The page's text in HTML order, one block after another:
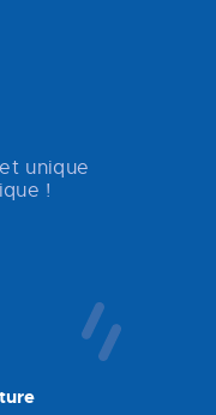
unique
!